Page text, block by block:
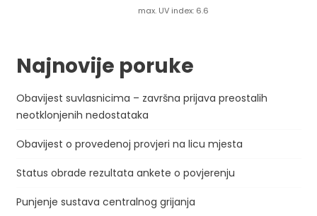
max. UV index: 6.6
Najnovije poruke
Obavijest suvlasnicima – završna prijava preostalih
neotklonjenih nedostataka
Obavijest o provedenoj provjeri na licu mjesta
Status obrade rezultata ankete o povjerenju
Punjenje sustava centralnog grijanja